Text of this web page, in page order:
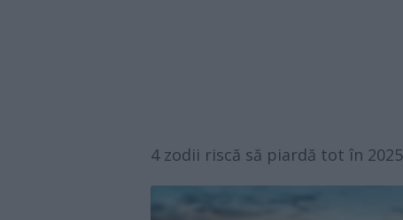
4 zodii riscă să piardă tot în 2025